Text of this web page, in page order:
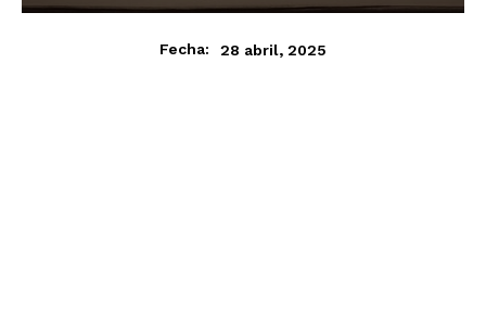
Fecha: 28 abril, 2025